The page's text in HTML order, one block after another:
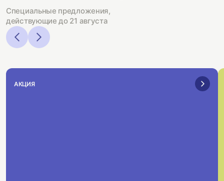
Специальные предложения,
действующие до 21 августа
АКЦИЯ